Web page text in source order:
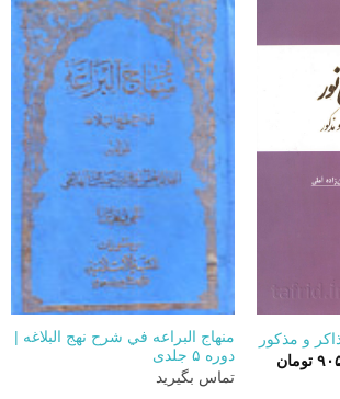
و مذکور
تومانقیمت
۹۰۵.۰۰۰ تومان.
منهاج البراعه في شرح نهج البلاغه |
دوره ۵ جلدی
تماس بگیرید